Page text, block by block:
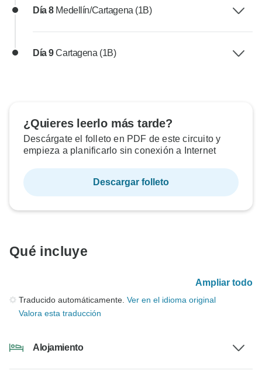
Día 8 Medellín/Cartagena (1B)
Día 9Cartagena (1B)
¿Quieres leerlo más tarde?
Descárgate el folleto en PDF de este circuito y
empieza a planificarlo sin conexión a Internet
Descargar folleto
Qué incluye
Ampliar todo
Traducido automáticamente. Ver en el idioma original
Valora esta traducción
Alojamiento